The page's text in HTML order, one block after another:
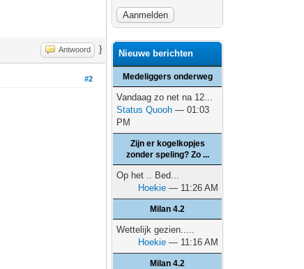
Antwoord }
#2
Nieuwe berichten
Medeliggers onderweg
Vandaag zo net na 12...
Status Quooh — 01:03
PM
Zijn er kogelkopjes
zonder speling? Zo ...
Op het .. Bed...
Hoekie — 11:26 AM
Milan 4.2
Wettelijk gezien.....
Hoekie — 11:16 AM
Milan 4.2